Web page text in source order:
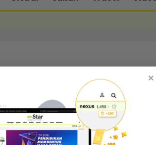
Follow media sosial kami
×